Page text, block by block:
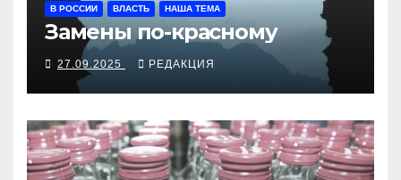
В РОССИИ ВЛАСТЬ НАША ТЕМА
Замены по-красному
27.09.2025 РЕДАКЦИЯ